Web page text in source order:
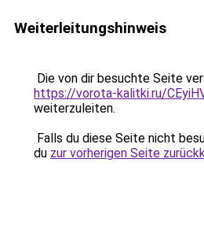
Weiterleitungshinweis
Die von dir besuchte Seite
https://vorota-kalitki.ru/
weiterzuleiten.
Falls du diese Seite nicht
du zur vorherigen Seite